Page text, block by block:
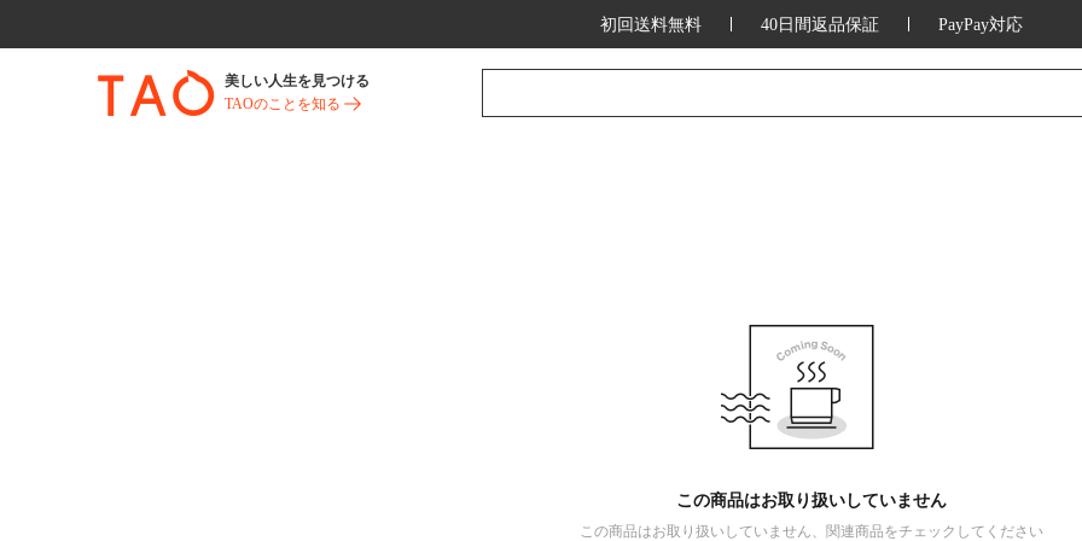
初回送料無料 40日間返品保証 PayPay対応
美しい人生を見つける
TAOのことを知る
この商品はお取り扱いしていません
この商品はお取り扱いしていません、関連商品をチェックしてください